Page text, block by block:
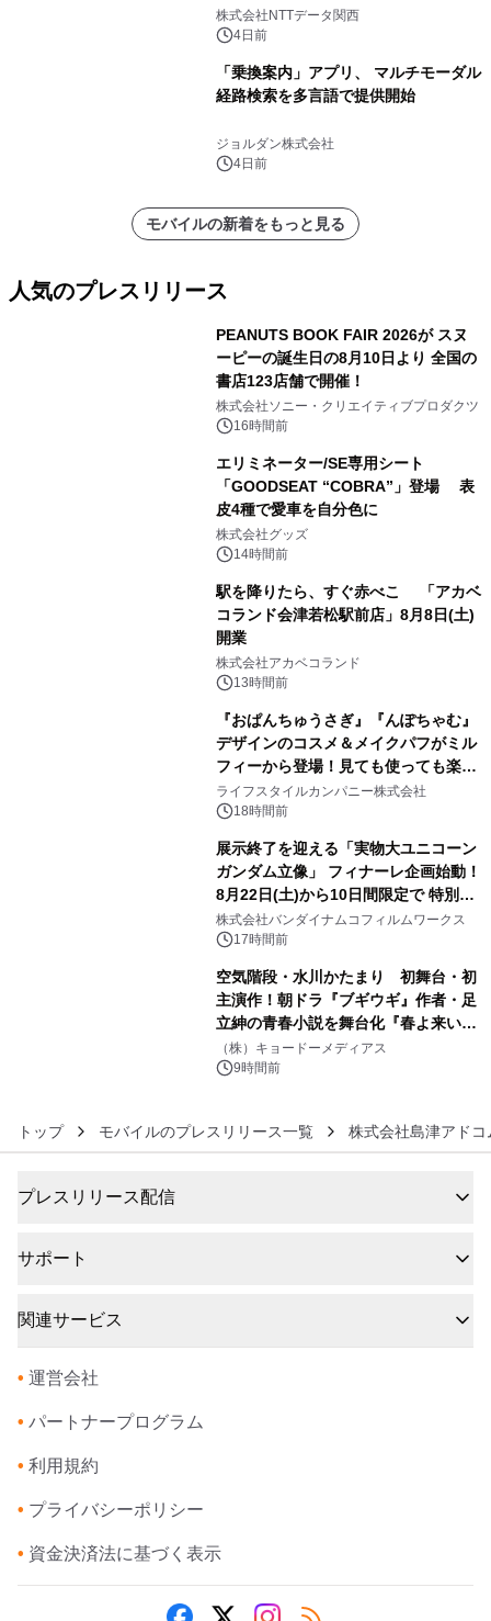
人認証と デジタルデバイド対策で実現
～
株式会社NTTデータ関西
4日前
「乗換案内」アプリ、 マルチモーダル
経路検索を多言語で提供開始
ジョルダン株式会社
4日前
モバイルの新着をもっと見る
人気のプレスリリース
PEANUTS BOOK FAIR 2026が スヌ
ーピーの誕生日の8月10日より 全国の
書店123店舗で開催！
株式会社ソニー・クリエイティブプロダクツ
16時間前
エリミネーター/SE専用シート
「GOODSEAT “COBRA”」登場 表
皮4種で愛車を自分色に
株式会社グッズ
14時間前
駅を降りたら、すぐ赤べこ 「アカベ
コランド会津若松駅前店」8月8日(土)
開業
株式会社アカベコランド
13時間前
『おぱんちゅうさぎ』『んぽちゃむ』
デザインのコスメ＆メイクパフがミル
フィーから登場！見ても使っても楽し
い、ポップでキュートなコレクショ
ン。
ライフスタイルカンパニー株式会社
18時間前
展示終了を迎える「実物大ユニコーン
ガンダム立像」 フィナーレ企画始動！
8月22日(土)から10日間限定で 特別映
像『UNICORN GUNDAM Statue ―
BEYOND POSSIBILITY ―』を上映！
株式会社バンダイナムコフィルムワークス
17時間前
空気階段・水川かたまり 初舞台・初
主演作！朝ドラ『ブギウギ』作者・足
立紳の青春小説を舞台化『春よ来い、
マジで来い』キービジュアル解禁！
（株）キョードーメディアス
9時間前
トップ モバイルのプレスリリース一覧 株式会社島津アドコ
プレスリリース配信
サポート
関連サービス
• 運営会社
• パートナープログラム
• 利用規約
• プライバシーポリシー
• 資金決済法に基づく表示